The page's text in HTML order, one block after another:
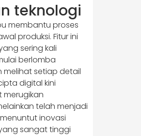
teknologi
membantu proses
produksi. Fitur ini
sering kali
berlomba
melihat setiap detail
digital kini
merugikan
telah menjadi
inovasi
sangat tinggi